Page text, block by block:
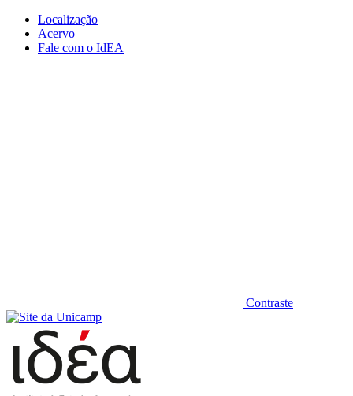
Conteúdo principal
Localização
Acervo
Fale com o IdEA
Contraste